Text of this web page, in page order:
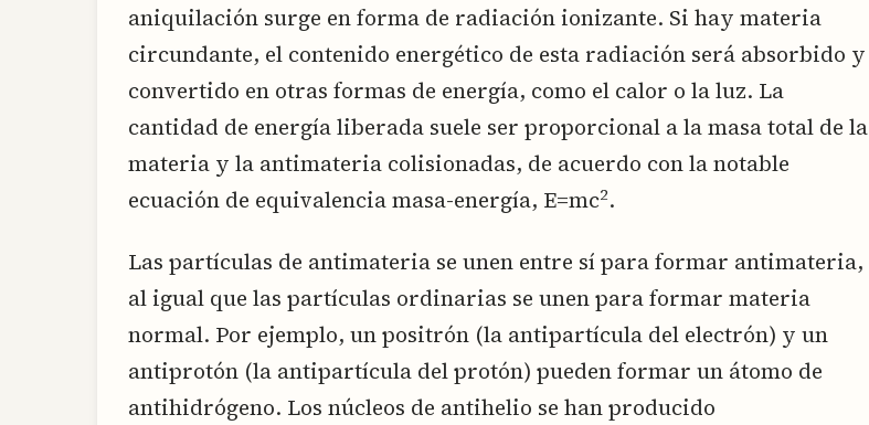
aniquilación surge en forma de radiación ionizante. Si hay materia
circundante, el contenido energético de esta radiación será absorbido y
convertido en otras formas de energía, como el calor o la luz. La
cantidad de energía liberada suele ser proporcional a la masa total de la
materia y la antimateria colisionadas, de acuerdo con la notable
ecuación de equivalencia masa-energía, E=mc2.
Las partículas de antimateria se unen entre sí para formar antimateria,
al igual que las partículas ordinarias se unen para formar materia
normal. Por ejemplo, un positrón (la antipartícula del electrón) y un
antiprotón (la antipartícula del protón) pueden formar un átomo de
antihidrógeno. Los núcleos de antihelio se han producido